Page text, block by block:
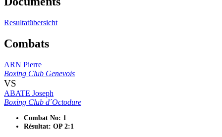
Resultatübersicht
Combats
ARN Pierre
Boxing Club Genevois
VS
ABATE Joseph
Boxing Club d´Octodure
Combat No: 1
Résultat: OP 2:1